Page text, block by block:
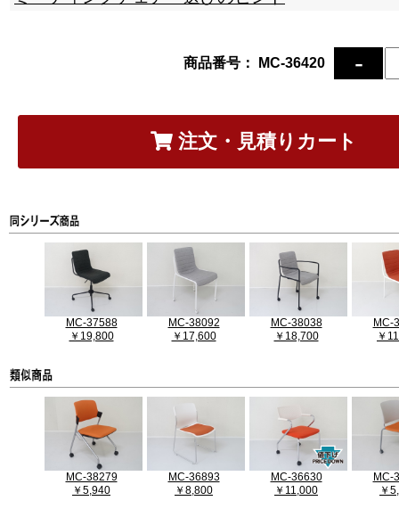
商品番号： MC-36420
注文・見積りカート
MC-37588
￥19,800
MC-38092
￥17,600
MC-38038
￥18,700
MC-
￥
MC-38279
￥5,940
MC-36893
￥8,800
MC-36630
￥11,000
MC-
￥